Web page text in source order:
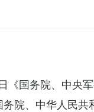
《国务院、中央
院、中华人民共